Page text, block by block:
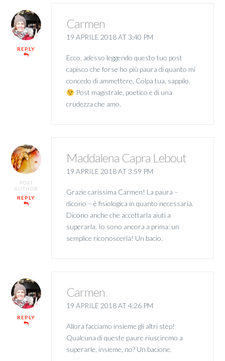
REPLY
Carmen
19 APRILE 2018 AT 3:40 PM
Ecco, adesso leggendo questo tuo post
capisco che forse ho più paura di quanto mi
concedo di ammettere. Colpa tua, sappilo.
Post magistrale, poetico e di una
crudezza che amo.
POST
AUTHOR
REPLY
Maddalena Capra Lebout
19 APRILE 2018 AT 3:59 PM
Grazie carissima Carmen! La paura –
dicono – è fisiologica in quanto necessaria.
Dicono anche che accettarla aiuti a
superarla. Io sono ancora a prima: un
semplice riconoscerla! Un bacio.
REPLY
Carmen
19 APRILE 2018 AT 4:26 PM
Allora facciamo insieme gli altri step!
Qualcuna di queste paure riusciremo a
superarle, insieme, no? Un bacione.